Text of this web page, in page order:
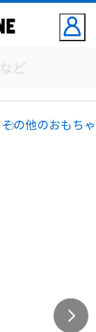
その他のおもちゃ